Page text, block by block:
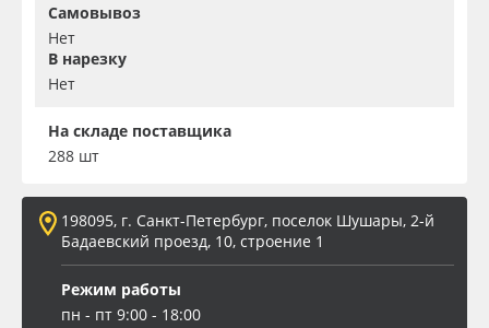
Заготовки для сувениров
Самовывоз
Нет
В нарезку
Нет
На складе поставщика
288 шт
198095, г. Санкт-Петербург, поселок Шушары, 2-й
Бадаевский проезд, 10, строение 1
Режим работы
пн - пт 9:00 - 18:00